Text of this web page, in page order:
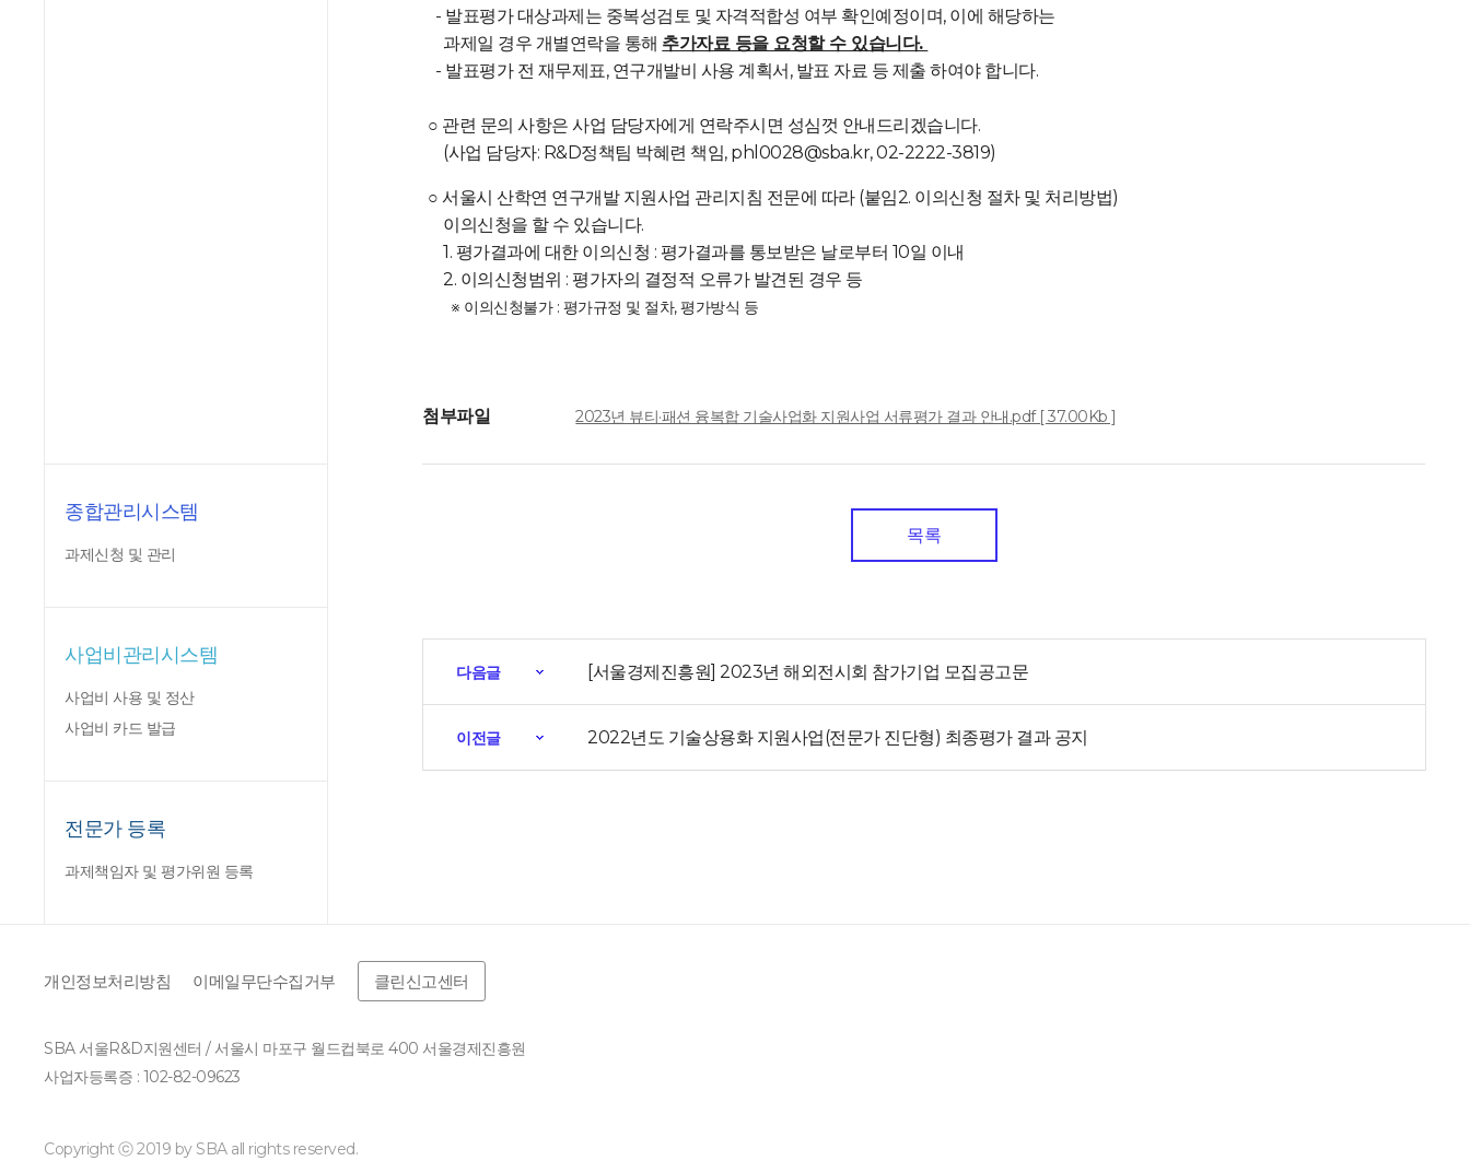
종합관리시스템
과제신청 및 관리
사업비관리시스템
사업비 사용 및 정산
사업비 카드 발급
전문가 등록
과제책임자 및 평가위원 등록
- 발표평가 대상과제는 중복성검토 및 자격적합성 여부 확인예정이며, 이에 해당하는
과제일 경우 개별연락을 통해 추가자료 등을 요청할 수 있습니다.
- 발표평가 전 재무제표, 연구개발비 사용 계획서, 발표 자료 등 제출 하여야 합니다.
○ 관련 문의 사항은 사업 담당자에게 연락주시면 성심껏 안내드리겠습니다.
(사업 담당자: R&D정책팀 박혜련 책임, phl0028@sba.kr, 02-2222-3819)
○ 서울시 산학연 연구개발 지원사업 관리지침 전문에 따라 (붙임2. 이의신청 절차 및 처리방법)
이의신청을 할 수 있습니다.
1. 평가결과에 대한 이의신청 : 평가결과를 통보받은 날로부터 10일 이내
2. 이의신청범위 : 평가자의 결정적 오류가 발견된 경우 등
※ 이의신청불가 : 평가규정 및 절차, 평가방식 등
첨부파일 2023년 뷰티·패션 융복합 기술사업화 지원사업 서류평가 결과 안내.pdf [ 37.00Kb ]
목록
다음글 [서울경제진흥원] 2023년 해외전시회 참가기업 모집공고문
이전글 2022년도 기술상용화 지원사업(전문가 진단형) 최종평가 결과 공지
개인정보처리방침 이메일무단수집거부 클린신고센터
SBA 서울R&D지원센터 / 서울시 마포구 월드컵북로 400 서울경제진흥원
사업자등록증 : 102-82-09623
Copyright ⓒ 2019 by SBA all rights reserved.